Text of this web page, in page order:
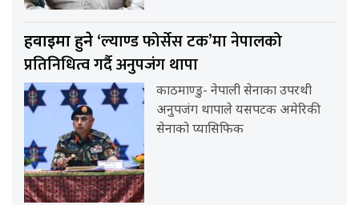
हवाईमा हुने ‘ल्याण्ड फोर्सेस टक’मा नेपालको
प्रतिनिधित्व गर्दै अनुपजंग थापा
काठमाण्डु- नेपाली सेनाका उपरथी
अनुपजंग थापाले यसपटक अमेरिकी
सेनाको प्यासिफिक